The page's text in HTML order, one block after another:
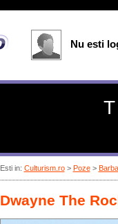
Esti in: Culturism.ro> Poze>
Dwayne The
Nu esti